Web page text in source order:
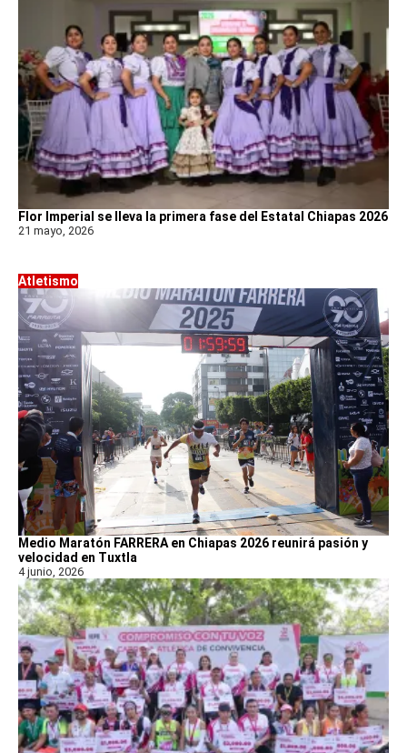
Flor Imperial se lleva la primera fase del Estatal Chiapas 2026
21 mayo, 2026
Atletismo
Medio Maratón FARRERA en Chiapas 2026 reunirá pasión y
velocidad en Tuxtla
4 junio, 2026